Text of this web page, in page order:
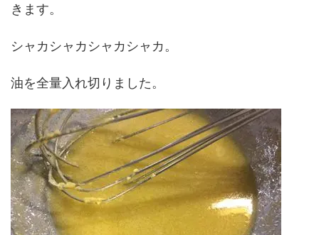
きます。
シャカシャカシャカシャカ。
油を全量入れ切りました。